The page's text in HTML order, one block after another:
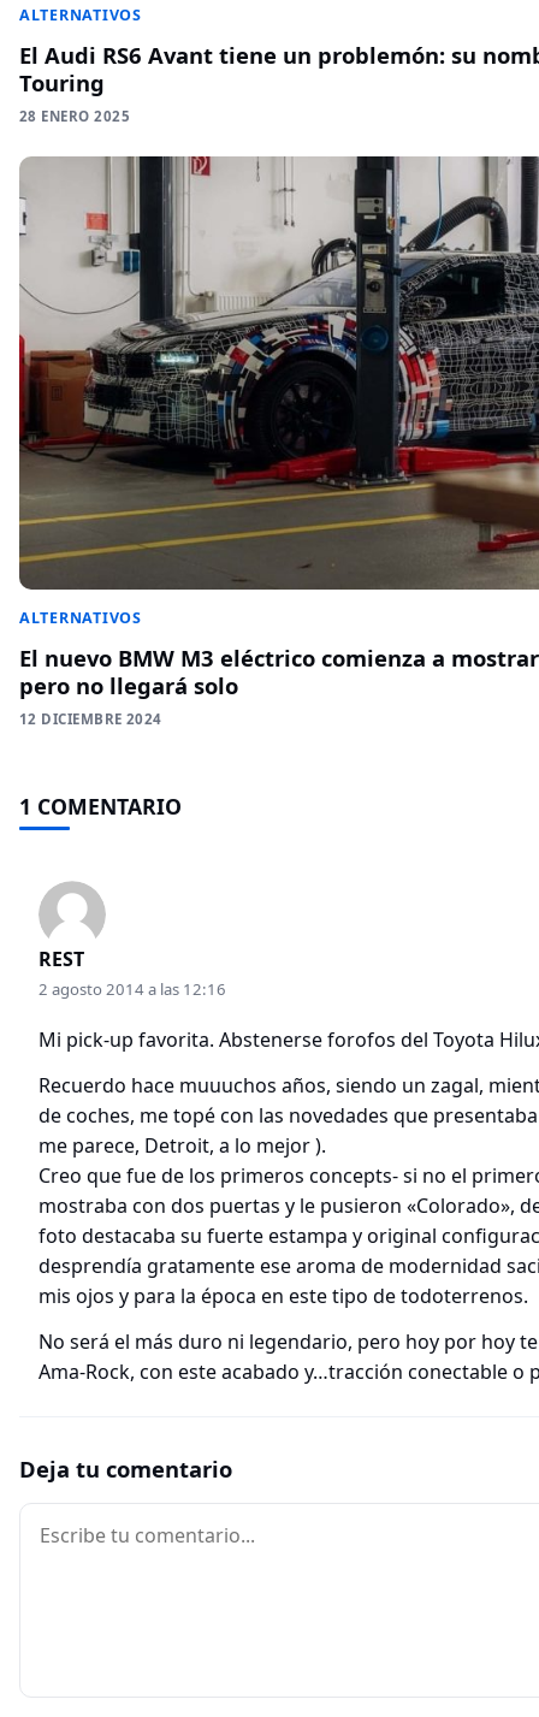
ALTERNATIVOS
El Audi RS6 Avant tiene un problemón: su
Touring
28 ENERO 2025
ALTERNATIVOS
El nuevo BMW M3 eléctrico comienza a
pero no llegará solo
12 DICIEMBRE 2024
1 COMENTARIO
REST
2 agosto 2014 a las 12:16
Mi pick-up favorita. Abstenerse forofos del Toyota
Recuerdo hace muuuchos años, siendo un zagal,
de coches, me topé con las novedades que
me parece, Detroit, a lo mejor ).
Creo que fue de los primeros concepts- si no el
mostraba con dos puertas y le pusieron «Colorado»,
foto destacaba su fuerte estampa y original
desprendía gratamente ese aroma de modernidad
mis ojos y para la época en este tipo de todoterrenos.
No será el más duro ni legendario, pero hoy por hoy
Ama-Rock, con este acabado y…tracción conectable o
Deja tu comentario
Comentario